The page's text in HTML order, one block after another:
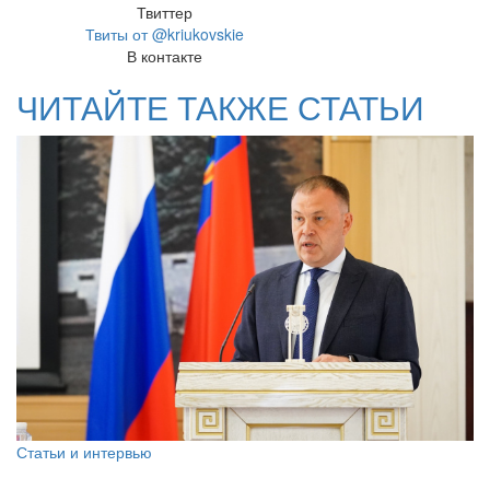
Твиттер
Твиты от @kriukovskie
В контакте
ЧИТАЙТЕ ТАКЖЕ СТАТЬИ
Статьи и интервью